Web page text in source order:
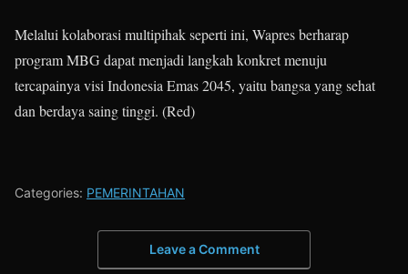
Melalui kolaborasi multipihak seperti ini, Wapres berharap
program MBG dapat menjadi langkah konkret menuju
tercapainya visi Indonesia Emas 2045, yaitu bangsa yang sehat
dan berdaya saing tinggi. (Red)
Categories: PEMERINTAHAN
Leave a Comment